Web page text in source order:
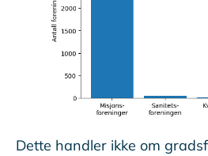
Dette handler ikke om